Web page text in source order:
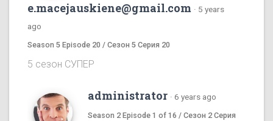
e.macejauskiene@gmail.com · 5 years
ago
Season 5 Episode 20 / Сезон 5 Серия 20
5 сезон СУПЕР
administrator · 6 years ago
Season 2 Episode 1 of 16 / Сезон 2 Серия